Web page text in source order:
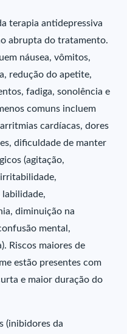
terapia antidepressiva
abrupta do tratamento.
náusea, vômitos,
redução do apetite,
fadiga, sonolência e
comuns incluem
cardíacas, dores
dificuldade de manter
(agitação,
labilidade,
diminuição na
mental,
Riscos maiores de
estão presentes com
e maior duração do
(inibidores da